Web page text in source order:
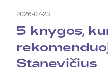
2026-07-23
5 knygos,
Stanevičius